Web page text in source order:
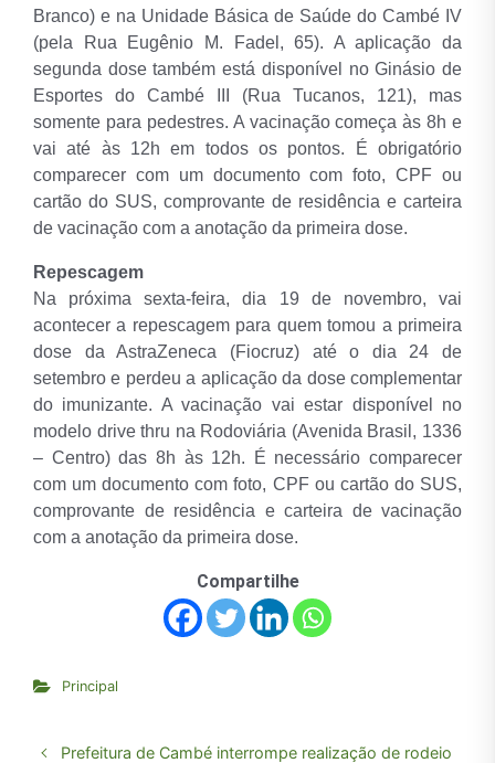
Branco) e na Unidade Básica de Saúde do Cambé IV
(pela Rua Eugênio M. Fadel, 65). A aplicação da
segunda dose também está disponível no Ginásio de
Esportes do Cambé III (Rua Tucanos, 121), mas
somente para pedestres. A vacinação começa às 8h e
vai até às 12h em todos os pontos. É obrigatório
comparecer com um documento com foto, CPF ou
cartão do SUS, comprovante de residência e carteira
de vacinação com a anotação da primeira dose.
Repescagem
Na próxima sexta-feira, dia 19 de novembro, vai
acontecer a repescagem para quem tomou a primeira
dose da AstraZeneca (Fiocruz) até o dia 24 de
setembro e perdeu a aplicação da dose complementar
do imunizante. A vacinação vai estar disponível no
modelo drive thru na Rodoviária (Avenida Brasil, 1336
– Centro) das 8h às 12h. É necessário comparecer
com um documento com foto, CPF ou cartão do SUS,
comprovante de residência e carteira de vacinação
com a anotação da primeira dose.
Compartilhe
Principal
Prefeitura de Cambé interrompe realização de rodeio